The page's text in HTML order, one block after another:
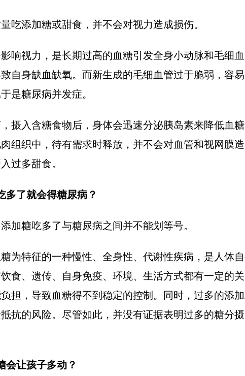
吃添加糖或甜食，并不会对视力造成损伤。
响视力，是长期过高的血糖引发全身小动脉和毛细
自身缺血缺氧。而新生成的毛细血管过于脆弱，容
是糖尿病并发症。
摄入含糖食物后，身体会迅速分泌胰岛素来降低血
组织中，待有需求时释放，并不会对血管和视网膜
过多甜食。
多了就会得糖尿病？
加糖吃多了与糖尿病之间并不能划等号。
为特征的一种慢性、全身性、代谢性疾病，是人体
食、遗传、自身免疫、环境、生活方式都有一定的
担，导致血糖得不到稳定的控制。同时，过多的添
抗的风险。尽管如此，并没有证据表明过多的糖分
会让孩子多动？